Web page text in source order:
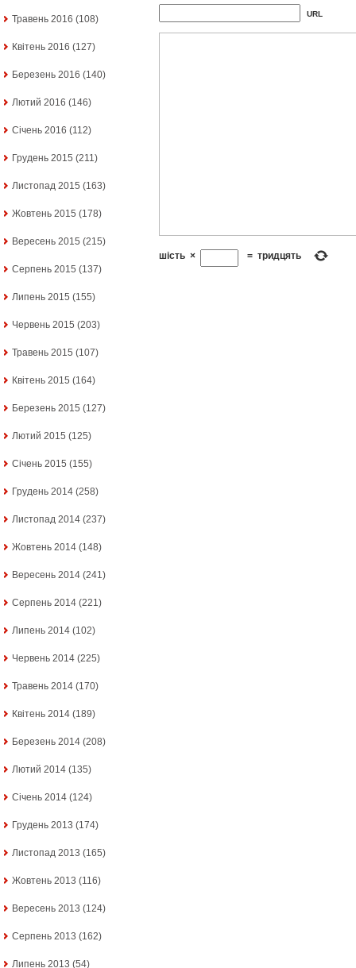
Травень 2016 (108)
Квітень 2016 (127)
Березень 2016 (140)
Лютий 2016 (146)
Січень 2016 (112)
Грудень 2015 (211)
Листопад 2015 (163)
Жовтень 2015 (178)
Вересень 2015 (215)
Серпень 2015 (137)
Липень 2015 (155)
Червень 2015 (203)
Травень 2015 (107)
Квітень 2015 (164)
Березень 2015 (127)
Лютий 2015 (125)
Січень 2015 (155)
Грудень 2014 (258)
Листопад 2014 (237)
Жовтень 2014 (148)
Вересень 2014 (241)
Серпень 2014 (221)
Липень 2014 (102)
Червень 2014 (225)
Травень 2014 (170)
Квітень 2014 (189)
Березень 2014 (208)
Лютий 2014 (135)
Січень 2014 (124)
Грудень 2013 (174)
Листопад 2013 (165)
Жовтень 2013 (116)
Вересень 2013 (124)
Серпень 2013 (162)
Липень 2013 (54)
URL
шість × = тридцять